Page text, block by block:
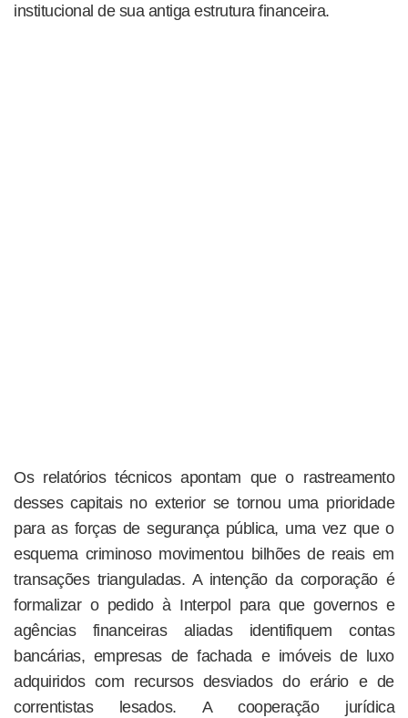
institucional de sua antiga estrutura financeira.
Os relatórios técnicos apontam que o rastreamento
desses capitais no exterior se tornou uma prioridade
para as forças de segurança pública, uma vez que o
esquema criminoso movimentou bilhões de reais em
transações trianguladas. A intenção da corporação é
formalizar o pedido à Interpol para que governos e
agências financeiras aliadas identifiquem contas
bancárias, empresas de fachada e imóveis de luxo
adquiridos com recursos desviados do erário e de
correntistas lesados. A cooperação jurídica